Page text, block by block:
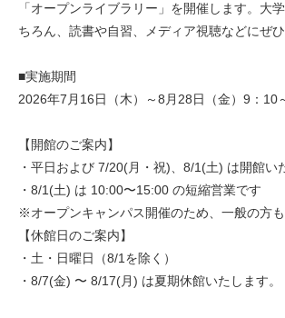
「オープンライブラリー」を開催します。大
ちろん、読書や自習、メディア視聴などにぜひ
■実施期間
2026年7月16日（木）～8月28日（金）9：10
【開館のご案内】
・平日および 7/20(月・祝)、8/1(土) は開館い
・8/1(土) は 10:00〜15:00 の短縮営業です
※オープンキャンパス開催のため、一般の方も
【休館日のご案内】
・土・日曜日（8/1を除く）
・8/7(金) 〜 8/17(月) は夏期休館いたします。